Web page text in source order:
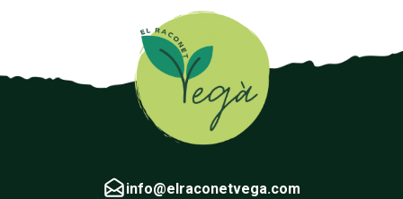
info@elraconetvega.com